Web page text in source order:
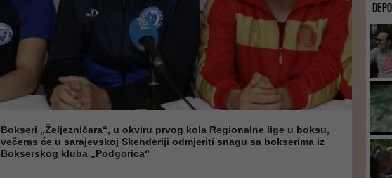
Bokseri „Željezničara“, u okviru prvog kola Regionalne lige u boksu,
večeras će u sarajevskoj Skenderiji odmjeriti snagu sa bokserima iz
Bokserskog kluba „Podgorica“
DEPO